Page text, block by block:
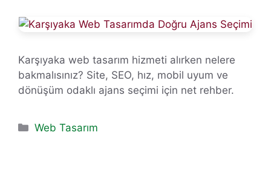
Karşıyaka web tasarım hizmeti alırken nelere
bakmalısınız? Site, SEO, hız, mobil uyum ve
dönüşüm odaklı ajans seçimi için net rehber.
Kategoriler
Web Tasarım